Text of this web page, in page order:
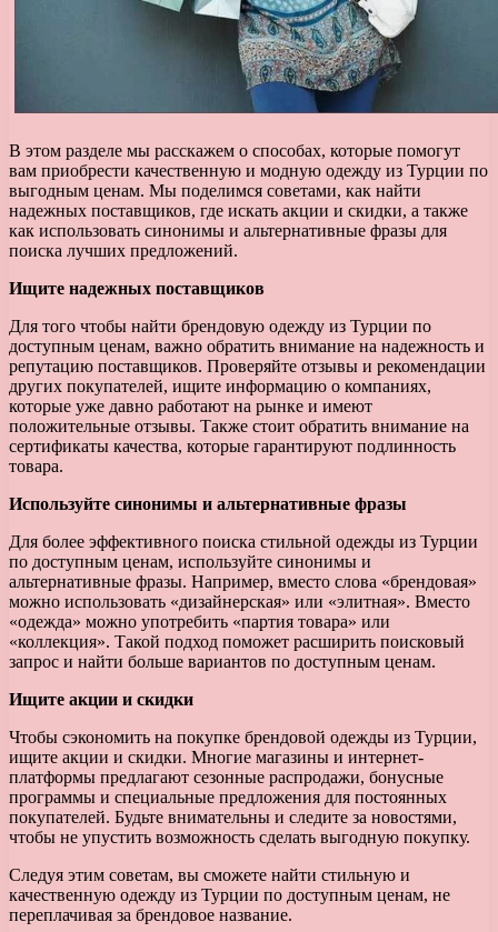
В этом разделе мы расскажем о способах, которые помогут
вам приобрести качественную и модную одежду из Турции по
выгодным ценам. Мы поделимся советами, как найти
надежных поставщиков, где искать акции и скидки, а также
как использовать синонимы и альтернативные фразы для
поиска лучших предложений.
Ищите надежных поставщиков
Для того чтобы найти брендовую одежду из Турции по
доступным ценам, важно обратить внимание на надежность и
репутацию поставщиков. Проверяйте отзывы и рекомендации
других покупателей, ищите информацию о компаниях,
которые уже давно работают на рынке и имеют
положительные отзывы. Также стоит обратить внимание на
сертификаты качества, которые гарантируют подлинность
товара.
Используйте синонимы и альтернативные фразы
Для более эффективного поиска стильной одежды из Турции
по доступным ценам, используйте синонимы и
альтернативные фразы. Например, вместо слова «брендовая»
можно использовать «дизайнерская» или «элитная». Вместо
«одежда» можно употребить «партия товара» или
«коллекция». Такой подход поможет расширить поисковый
запрос и найти больше вариантов по доступным ценам.
Ищите акции и скидки
Чтобы сэкономить на покупке брендовой одежды из Турции,
ищите акции и скидки. Многие магазины и интернет-
платформы предлагают сезонные распродажи, бонусные
программы и специальные предложения для постоянных
покупателей. Будьте внимательны и следите за новостями,
чтобы не упустить возможность сделать выгодную покупку.
Следуя этим советам, вы сможете найти стильную и
качественную одежду из Турции по доступным ценам, не
переплачивая за брендовое название.